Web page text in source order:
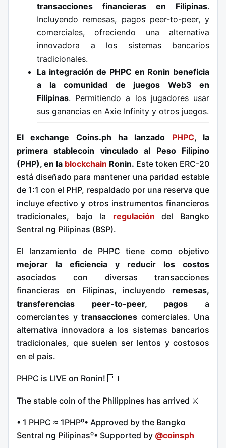
transacciones financieras en Filipinas.
Incluyendo remesas, pagos peer-to-peer, y
comerciales, ofreciendo una alternativa
innovadora a los sistemas bancarios
tradicionales.
La integración de PHPC en Ronin beneficia
a la comunidad de juegos Web3 en
Filipinas. Permitiendo a los jugadores usar
sus ganancias en Axie Infinity y otros juegos.
El exchange Coins.ph ha lanzado PHPC, la
primera stablecoin vinculado al Peso Filipino
(PHP), en la blockchain Ronin. Este token ERC-20
está diseñado para mantener una paridad estable
de 1:1 con el PHP, respaldado por una reserva que
incluye efectivo y otros instrumentos financieros
tradicionales, bajo la regulación del Bangko
Sentral ng Pilipinas (BSP).
El lanzamiento de PHPC tiene como objetivo
mejorar la eficiencia y reducir los costos
asociados con diversas transacciones
financieras en Filipinas, incluyendo remesas,
transferencias peer-to-peer, pagos a
comerciantes y transacciones comerciales. Una
alternativa innovadora a los sistemas bancarios
tradicionales, que suelen ser lentos y costosos
en el país.
PHPC is LIVE on Ronin! 🇵🇭
The stable coin of the Philippines has arrived ⚔️
• 1 PHPC ≈ 1PHP⁰• Approved by the Bangko
Sentral ng Pilipinas⁰• Supported by @coinsph